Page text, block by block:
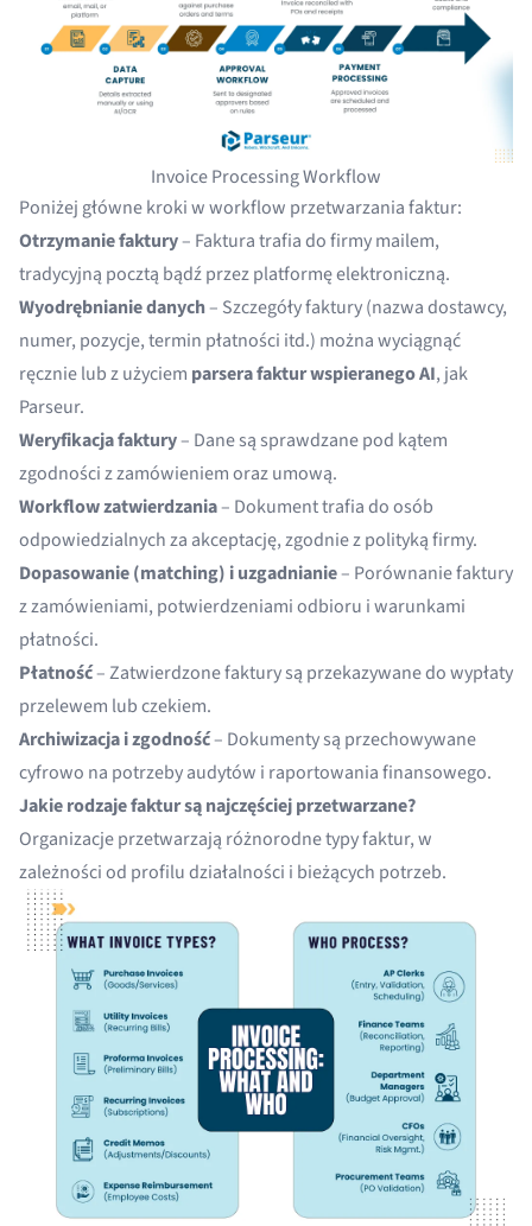
Invoice Processing Workflow
Poniżej główne kroki w workflow przetwarzania faktur:
Otrzymanie faktury– Faktura trafia do firmy mailem,
tradycyjną pocztą bądź przez platformę elektroniczną.
Wyodrębnianie danych– Szczegóły faktury (nazwa dostawcy,
numer, pozycje, termin płatności itd.) można wyciągnąć
ręcznie lub z użyciem parsera fakturwspieranego AI, jak
Parseur.
Weryfikacja faktury– Dane są sprawdzane pod kątem
zgodności z zamówieniem oraz umową.
Workflow zatwierdzania– Dokument trafia do osób
odpowiedzialnych za akceptację, zgodnie z polityką firmy.
Dopasowanie (matching) i uzgadnianie– Porównanie faktury
z zamówieniami, potwierdzeniami odbioru i warunkami
płatności.
Płatność– Zatwierdzone faktury są przekazywane do wypłaty
przelewem lub czekiem.
Archiwizacja i zgodność– Dokumenty są przechowywane
cyfrowo na potrzeby audytów i raportowania finansowego.
Jakie rodzaje faktur są najczęściej przetwarzane?
Organizacje przetwarzają różnorodne typy faktur, w
zależności od profilu działalności i bieżących potrzeb.